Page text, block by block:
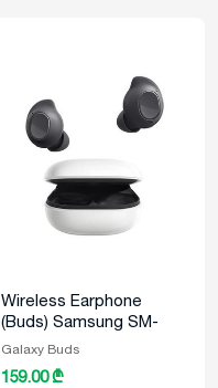
Wireless Earphone
(Buds) Samsung SM-
R400 Galaxy Buds FE
Graphite
Galaxy Buds
159.00 ₾